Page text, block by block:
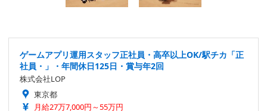
ゲームアプリ運用スタッフ正社員・高卒以上OK/駅チカ「正
社員・」・年間休日125日・賞与年2回
株式会社LOP
東京都
月給27万7,000円～55万円